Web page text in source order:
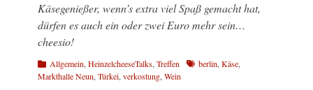
Käsegenießer, wenn’s extra viel Spaß gemacht hat,
dürfen es auch ein oder zwei Euro mehr sein…
cheesio!
Kategorien
Allgemein,HeinzelcheeseTalks,Treffen Schlagworte
berlin,Käse,
Markthalle Neun,Türkei,verkostung,Wein